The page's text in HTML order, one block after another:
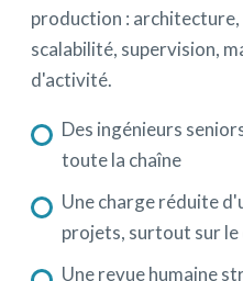
production :
scalabilité, supervision,
d'activité.
Des ingénieurs
toute la chaîne
Une charge réduite
projets, surtout sur le
Une revue humaine